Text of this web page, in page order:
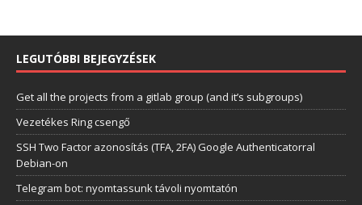
LEGUTÓBBI BEJEGYZÉSEK
Get all the projects from a gitlab group (and it’s subgroups)
Vezetékes Ring csengő
SSH Two Factor azonosítás (TFA, 2FA) Google Authenticatorral
Debian-on
Telegram bot: nyomtassunk távoli nyomtatón